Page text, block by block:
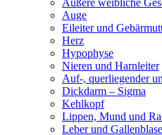
Äußere weibliche
Auge
Eileiter und
Herz
Hypophyse
Nieren und Harnleiter
Auf-, querliegender
Dickdarm – Sigma
Kehlkopf
Lippen, Mund und
Leber und Gallenblase